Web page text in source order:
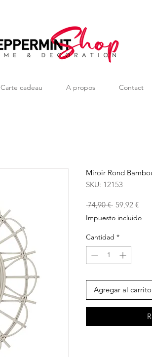
Carte cadeau A propos Contact
Miroir Rond
SKU: 12153
74,90 € Precio
59,92 €
Impuesto incluido
Cantidad *
Agregar al carrito